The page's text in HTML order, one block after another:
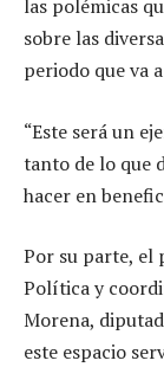
las polémicas
sobre las
periodo que va
“Este será un
tanto de lo que
hacer en
Por su parte, el
Política y
Morena,
este espacio